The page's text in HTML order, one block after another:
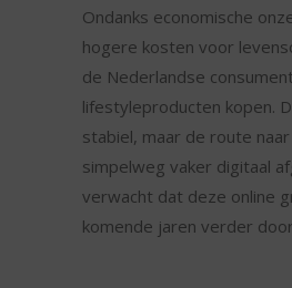
Ondanks economische
hogere kosten voor
de Nederlandse
lifestyleproducten kopen.
stabiel, maar de route
simpelweg vaker digitaal
verwacht dat deze online
komende jaren verder